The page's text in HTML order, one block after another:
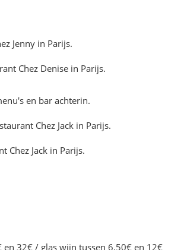
32€ / glas wijn tussen 6,50€ en 12€